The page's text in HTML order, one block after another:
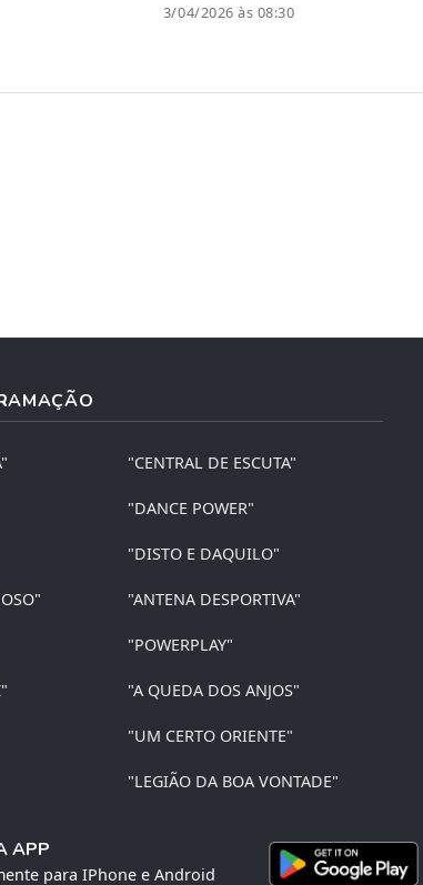
3/04/2026 às 08:30
"CENTRAL DE ESCUTA"
"DANCE POWER"
"DISTO E DAQUILO"
"ANTENA DESPORTIVA"
"POWERPLAY"
"A QUEDA DOS ANJOS"
"UM CERTO ORIENTE"
"LEGIÃO DA BOA VONTADE"
APP
para IPhone e Android